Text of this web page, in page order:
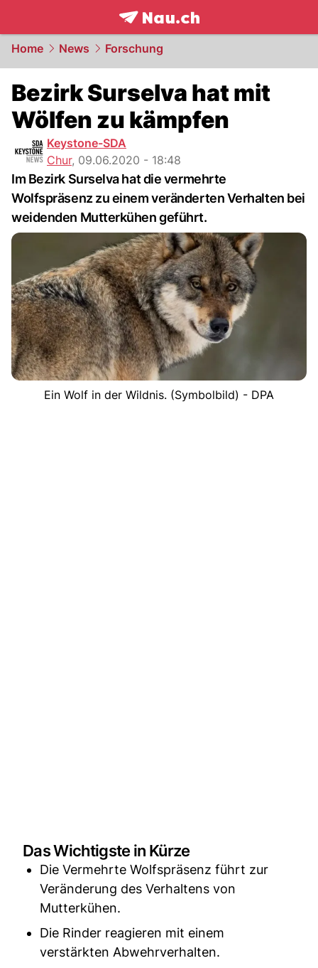
frontpage.NAU.ch
Home News Forschung
Bezirk Surselva hat mit
Wölfen zu kämpfen
Keystone-SDA
Chur, 09.06.2020 - 18:48
Im Bezirk Surselva hat die vermehrte
Wolfspräsenz zu einem veränderten Verhalten bei
weidenden Mutterkühen geführt.
Ein Wolf in der Wildnis. (Symbolbild) - DPA
Das Wichtigste in Kürze
Die Vermehrte Wolfspräsenz führt zur
Veränderung des Verhaltens von
Mutterkühen.
Die Rinder reagieren mit einem
verstärkten Abwehrverhalten.